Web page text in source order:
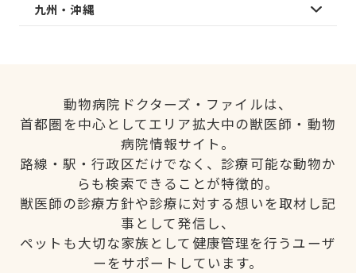
九州・沖縄
動物病院ドクターズ・ファイルは、
首都圏を中心としてエリア拡大中の獣医師・動物
病院情報サイト。
路線・駅・行政区だけでなく、診療可能な動物か
らも検索できることが特徴的。
獣医師の診療方針や診療に対する想いを取材し記
事として発信し、
ペットも大切な家族として健康管理を行うユーザ
ーをサポートしています。